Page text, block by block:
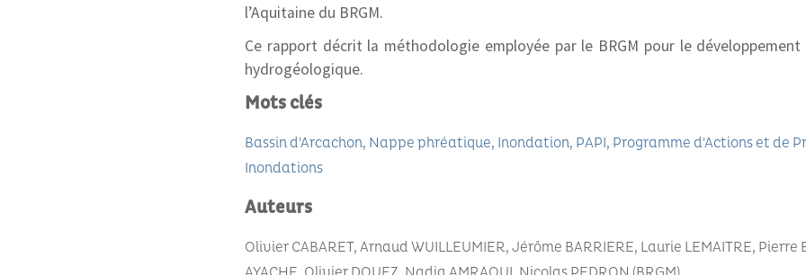
l’Aquitaine du BRGM.
Ce rapport décrit la méthodologie employée par le BRGM pour le
hydrogéologique.
Mots clés
Bassin d'Arcachon Nappe phréatique Inondation PAPI Programme d'Actions et de
Inondations
Auteurs
Olivier CABARET, Arnaud WUILLEUMIER, Jérôme BARRIERE, Laurie LEMAITRE, Pierre